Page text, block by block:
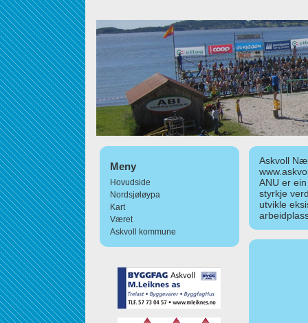
Meny
Hovudside
Nordsjøløypa
Kart
Været
Askvoll kommune
Askvoll
ANU er
styrkje
utvikle